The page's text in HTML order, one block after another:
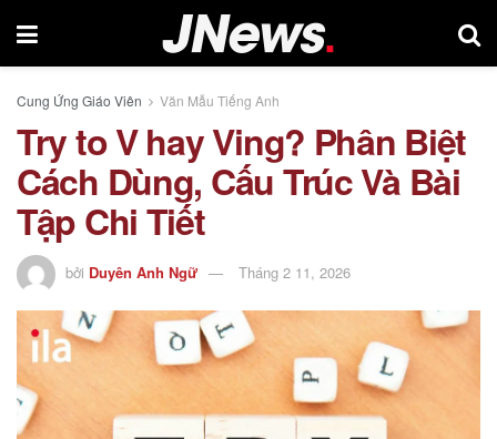
Cung Ứng Giáo Viên Văn Mẫu Tiếng Anh
Try to V hay Ving? Phân Biệt
Cách Dùng, Cấu Trúc Và Bài
Tập Chi Tiết
bởi Duyên Anh Ngữ Tháng 2 11, 2026